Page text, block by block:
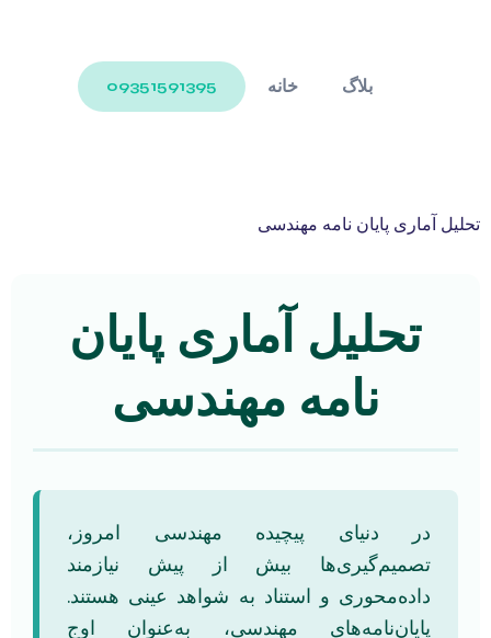
خانه بلاگ 09351591395
تحلیل آماری پایان نامه مهندسی
تحلیل آماری پایان
نامه مهندسی
در دنیای پیچیده مهندسی امروز،
تصمیم‌گیری‌ها بیش از پیش نیازمند
داده‌محوری و استناد به شواهد عینی هستند.
پایان‌نامه‌های مهندسی، به‌عنوان اوج